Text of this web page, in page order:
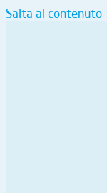
Salta al contenuto